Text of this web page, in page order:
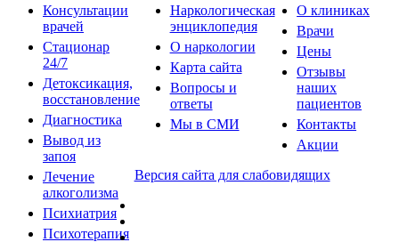
Консультации
врачей
Стационар
24/7
Детоксикация,
восстановление
Диагностика
Вывод из
запоя
Лечение
алкоголизма
Психиатрия
Психотерапия
Наркологическая
энциклопедия
О наркологии
Карта сайта
Вопросы и
ответы
Мы в СМИ
О клиниках
Врачи
Цены
Отзывы
наших
пациентов
Контакты
Акции
Версия сайта для слабовидящих